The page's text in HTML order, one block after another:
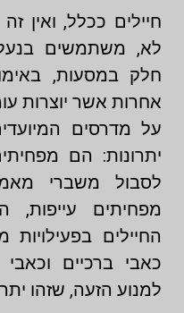
חיילים ככלל, ואין
לא, משתמשים
חלק במסעות,
אחרות אשר יוצרות
על מדרסים
יתרונות: הם
לסבול משברי
מפחיתים
החיילים בפעילויות
כאבי ברכיים
למנוע הזעה, שזהו